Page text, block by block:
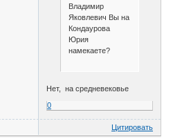
Владимир
Яковлевич Вы на
Кондаурова
Юрия
намекаете?
Нет, на средневековье
0
Цитировать